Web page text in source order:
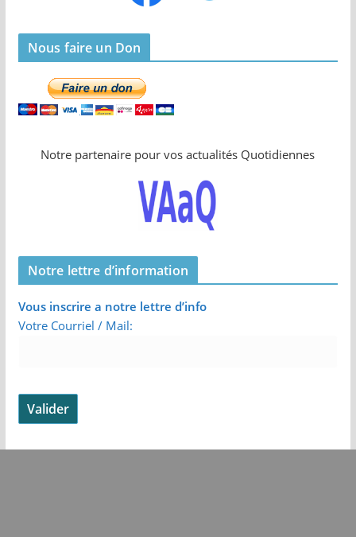
Nous faire un Don
Notre partenaire pour vos actualités Quotidiennes
Notre lettre d’information
Vous inscrire a notre lettre d’info
Votre Courriel / Mail: